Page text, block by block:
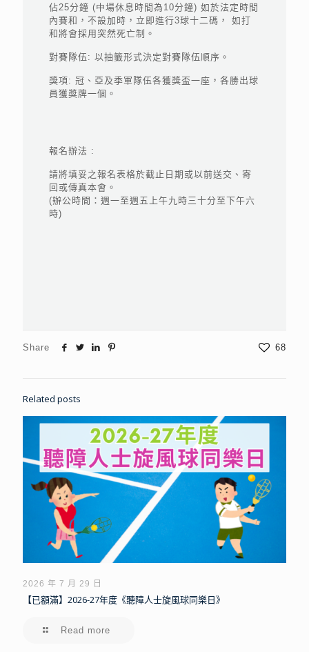
佔25分鐘 (中場休息時間為10分鐘) 如於法定時間
內賽和，不設加時，立即進行3球十二碼， 如打
和將會採用突然死亡制。
對賽隊伍: 以抽籤形式決定對賽隊伍順序。
獎項: 冠、亞及季軍隊伍各獲獎盃一座，各勝出球
員獲獎牌一個。
報名辦法 :
請將填妥之報名表格於截止日期或以前送交、寄
回或傳真本會。
(辦公時間：週一至週五上午九時三十分至下午六
時)
Share 68
Related posts
2026 年 7 月 29 日
【已額滿】2026-27年度《聽障人士旋風球同樂日》
Read more